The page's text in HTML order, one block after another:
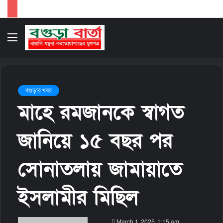
Menu
বগুড়ার খবর
মাহে রমজানকে স্বাগত
জানিয়ে ১৫ বছর পর
সোনাতলায় জামায়াতে
ইসলামীর মিছিল